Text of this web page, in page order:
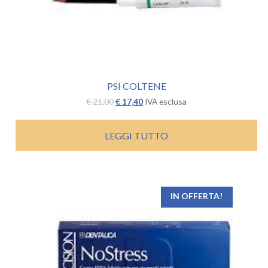
PSI COLTENE
€21,00Il
originale
era:
€ 21,00.
€ 17,40Il
attuale
è:
€ 17,40.
IVA esclusa
LEGGI TUTTO
IN OFFERTA!